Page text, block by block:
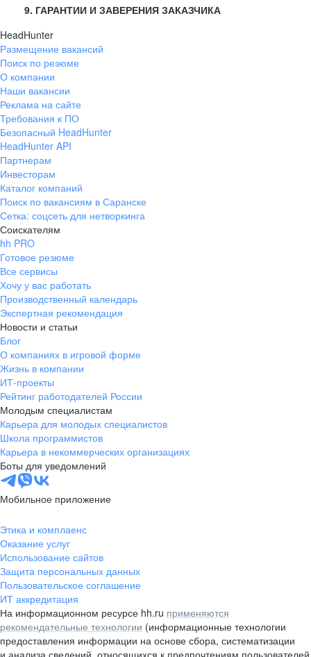
9. ГАРАНТИИ И ЗАВЕРЕНИЯ ЗАКАЗЧИКА
HeadHunter
Размещение вакансий
Поиск по резюме
О компании
Наши вакансии
Реклама на сайте
Требования к ПО
Безопасный HeadHunter
HeadHunter API
Партнерам
Инвесторам
Каталог компаний
Поиск по вакансиям в Саранске
Сетка: соцсеть для нетворкинга
Соискателям
hh PRO
Готовое резюме
Все сервисы
Хочу у вас работать
Производственный календарь
Экспертная рекомендация
Новости и статьи
Блог
О компаниях в игровой форме
Жизнь в компании
ИТ-проекты
Рейтинг работодателей России
Молодым специалистам
Карьера для молодых специалистов
Школа программистов
Карьера в некоммерческих организациях
Боты для уведомлений
Мобильное приложение
Этика и комплаенс
Оказание услуг
Использование сайтов
Защита персональных данных
Пользовательское соглашение
ИТ аккредитация
На информационном ресурсе hh.ru применяются
рекомендательные технологии (информационные технологии
предоставления информации на основе сбора, систематизации
и анализа сведений, относящихся к предпочтениям пользователей